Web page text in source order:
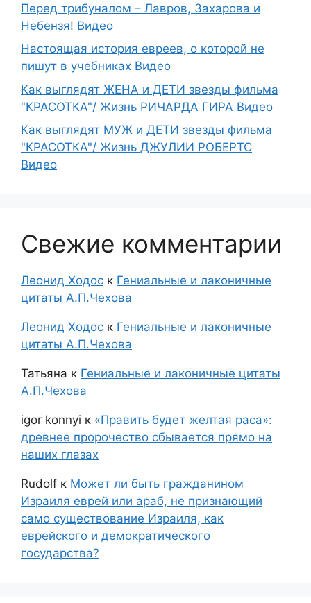
Перед трибуналом – Лавров, Захарова и
Небензя! Видео
Настоящая история евреев, о которой не
пишут в учебниках Видео
Как выглядят ЖЕНА и ДЕТИ звезды фильма
"КРАСОТКА"/ Жизнь РИЧАРДА ГИРА Видео
Как выглядят МУЖ и ДЕТИ звезды фильма
"КРАСОТКА"/ Жизнь ДЖУЛИИ РОБЕРТС
Видео
Свежие комментарии
Леонид Ходос к Гениальные и лаконичные
цитаты А.П.Чехова
Леонид Ходос к Гениальные и лаконичные
цитаты А.П.Чехова
Татьяна к Гениальные и лаконичные цитаты
А.П.Чехова
igor konnyi к «Править будет желтая раса»:
древнее пророчество сбывается прямо на
наших глазах
Rudolf к Может ли быть гражданином
Израиля еврей или араб, не признающий
само существование Израиля, как
еврейского и демократического
государства?